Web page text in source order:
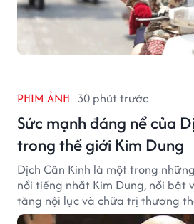
PHIM ẢNH 30 phút trước
Sức mạnh đáng nể của
trong thế giới Kim Dung
Dịch Cân Kinh là một trong
nổi tiếng nhất Kim Dung, nổi bật
tăng nội lực và chữa trị thương